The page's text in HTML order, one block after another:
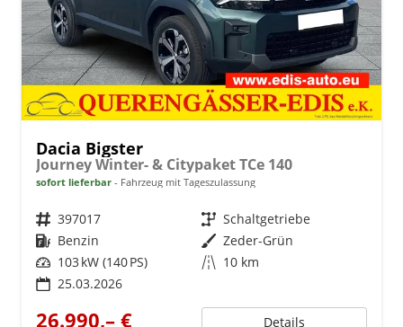
Dacia Bigster
Journey Winter- & Citypaket TCe 140
sofort lieferbar Fahrzeug mit Tageszulassung
Fahrzeugnr. 397017 Getriebe Schaltgetriebe
Kraftstoff Benzin Außenfarbe Zeder-Grün
Leistung 103 kW (140 PS) Kilometerstand 10 km
25.03.2026
26.990,– € Details